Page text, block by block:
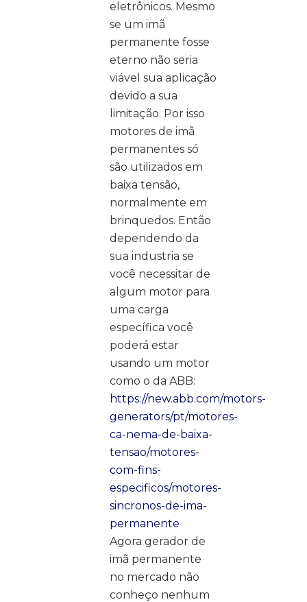
eletrônicos. Mesmo
se um imã
permanente fosse
eterno não seria
viável sua aplicação
devido a sua
limitação. Por isso
motores de imã
permanentes só
são utilizados em
baixa tensão,
normalmente em
brinquedos. Então
dependendo da
sua industria se
você necessitar de
algum motor para
uma carga
específica você
poderá estar
usando um motor
como o da ABB:
https://new.abb.com/motors-
generators/pt/motores-
ca-nema-de-baixa-
tensao/motores-
com-fins-
especificos/motores-
sincronos-de-ima-
permanente
Agora gerador de
imã permanente
no mercado não
conheço nenhum